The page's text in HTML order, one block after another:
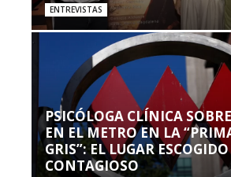
ENTREVISTAS
PSICÓLOGA CLÍNICA
EN EL METRO EN LA
GRIS”: EL LUGAR
CONTAGIOSO